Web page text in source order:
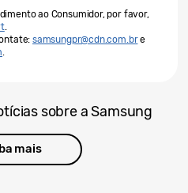
ao Consumidor, por favor,
.
samsungpr@cdn.com.bre
sobre a Samsung
mais